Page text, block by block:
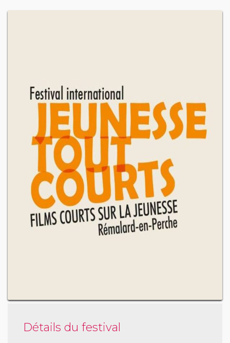
Détails du festival